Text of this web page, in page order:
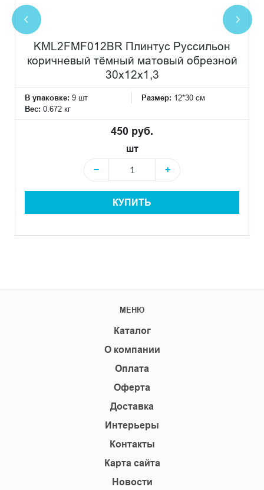
KML2FMF012BR Плинтус Руссильон
коричневый тёмный матовый обрезной
30x12x1,3
В упаковке: 9 шт Размер: 12*30 см
Вес: 0.672 кг
450 руб.
шт
−
+
КУПИТЬ
МЕНЮ
Каталог
О компании
Оплата
Оферта
Доставка
Интерьеры
Контакты
Карта сайта
Новости